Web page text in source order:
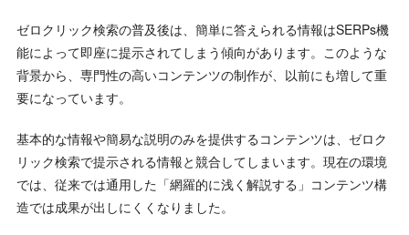
ゼロクリック検索の普及後は、簡単に答えられる情報はSERPs機
能によって即座に提示されてしまう傾向があります。このような
背景から、専門性の高いコンテンツの制作が、以前にも増して重
要になっています。
基本的な情報や簡易な説明のみを提供するコンテンツは、ゼロク
リック検索で提示される情報と競合してしまいます。現在の環境
では、従来では通用した「網羅的に浅く解説する」コンテンツ構
造では成果が出しにくくなりました。